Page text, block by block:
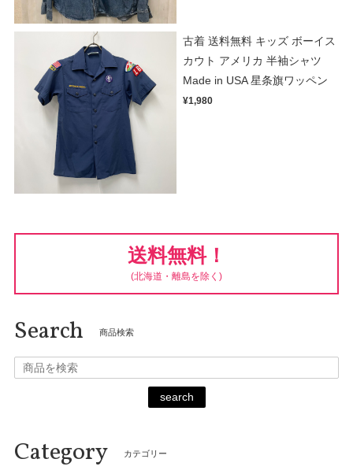
古着 送料無料 キッズ ボーイス
カウト アメリカ 半袖シャツ
Made in USA 星条旗ワッペン
¥1,980
送料無料！
(北海道・離島を除く)
Search 商品検索
search
Category カテゴリー